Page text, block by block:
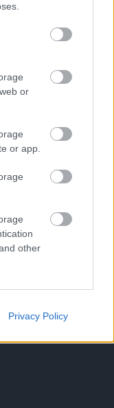
or
or app.
other
Privacy Policy
Szekszárdon az
ismereteit
szombattól
a riasztás
a Duna